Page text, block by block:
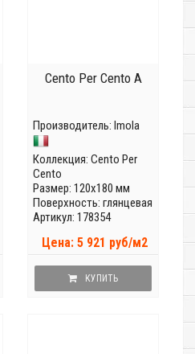
Cento Per Cento A
Производитель: Imola
Коллекция: Cento Per
Cento
Размер: 120x180 мм
Поверхность: глянцевая
Артикул: 178354
Цена: 5 921 руб/м2
КУПИТЬ